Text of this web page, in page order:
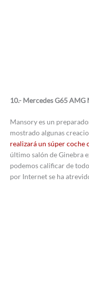
10.- Mercedes G65 AMG
Mansory es un
mostrado algunas
realizará un súper
último salón de Ginebra
podemos calificar de
por Internet se ha